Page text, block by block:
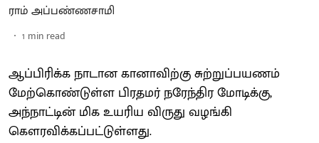
ராம் அப்பண்ணசாமி
1 min read
ஆப்பிரிக்க நாடான கானாவிற்கு சுற்றுப்பயணம்
மேற்கொண்டுள்ள பிரதமர் நரேந்திர மோடிக்கு,
அந்நாட்டின் மிக உயரிய விருது வழங்கி
கௌரவிக்கப்பட்டுள்ளது.